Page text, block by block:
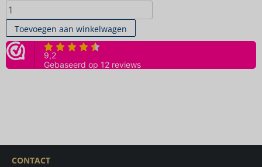
Toevoegen aan winkelwagen
CONTACT